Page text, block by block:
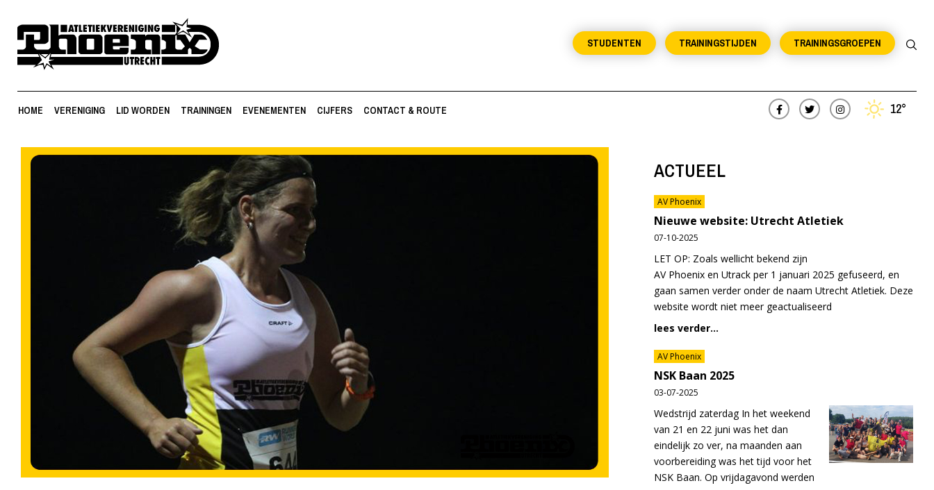
TRAININGSGROEPEN
TRAININGSTIJDEN
STUDENTEN
HOME VERENIGING LID WORDEN TRAININGEN EVENEMENTEN CIJFERS CONTACT & ROUTE 12°
ACTUEEL
AV Phoenix
Nieuwe website: Utrecht Atletiek
07-10-2025
LET OP: Zoals wellicht bekend zijn
AV Phoenix en Utrack per 1 januari 2025 gefuseerd, en
gaan samen verder onder de naam Utrecht Atletiek. Deze
website wordt niet meer geactualiseerd
lees verder...
AV Phoenix
NSK Baan 2025
03-07-2025
Wedstrijd zaterdag In het weekend
van 21 en 22 juni was het dan
eindelijk zo ver, na maanden aan
voorbereiding was het tijd voor het
NSK Baan. Op vrijdagavond werden